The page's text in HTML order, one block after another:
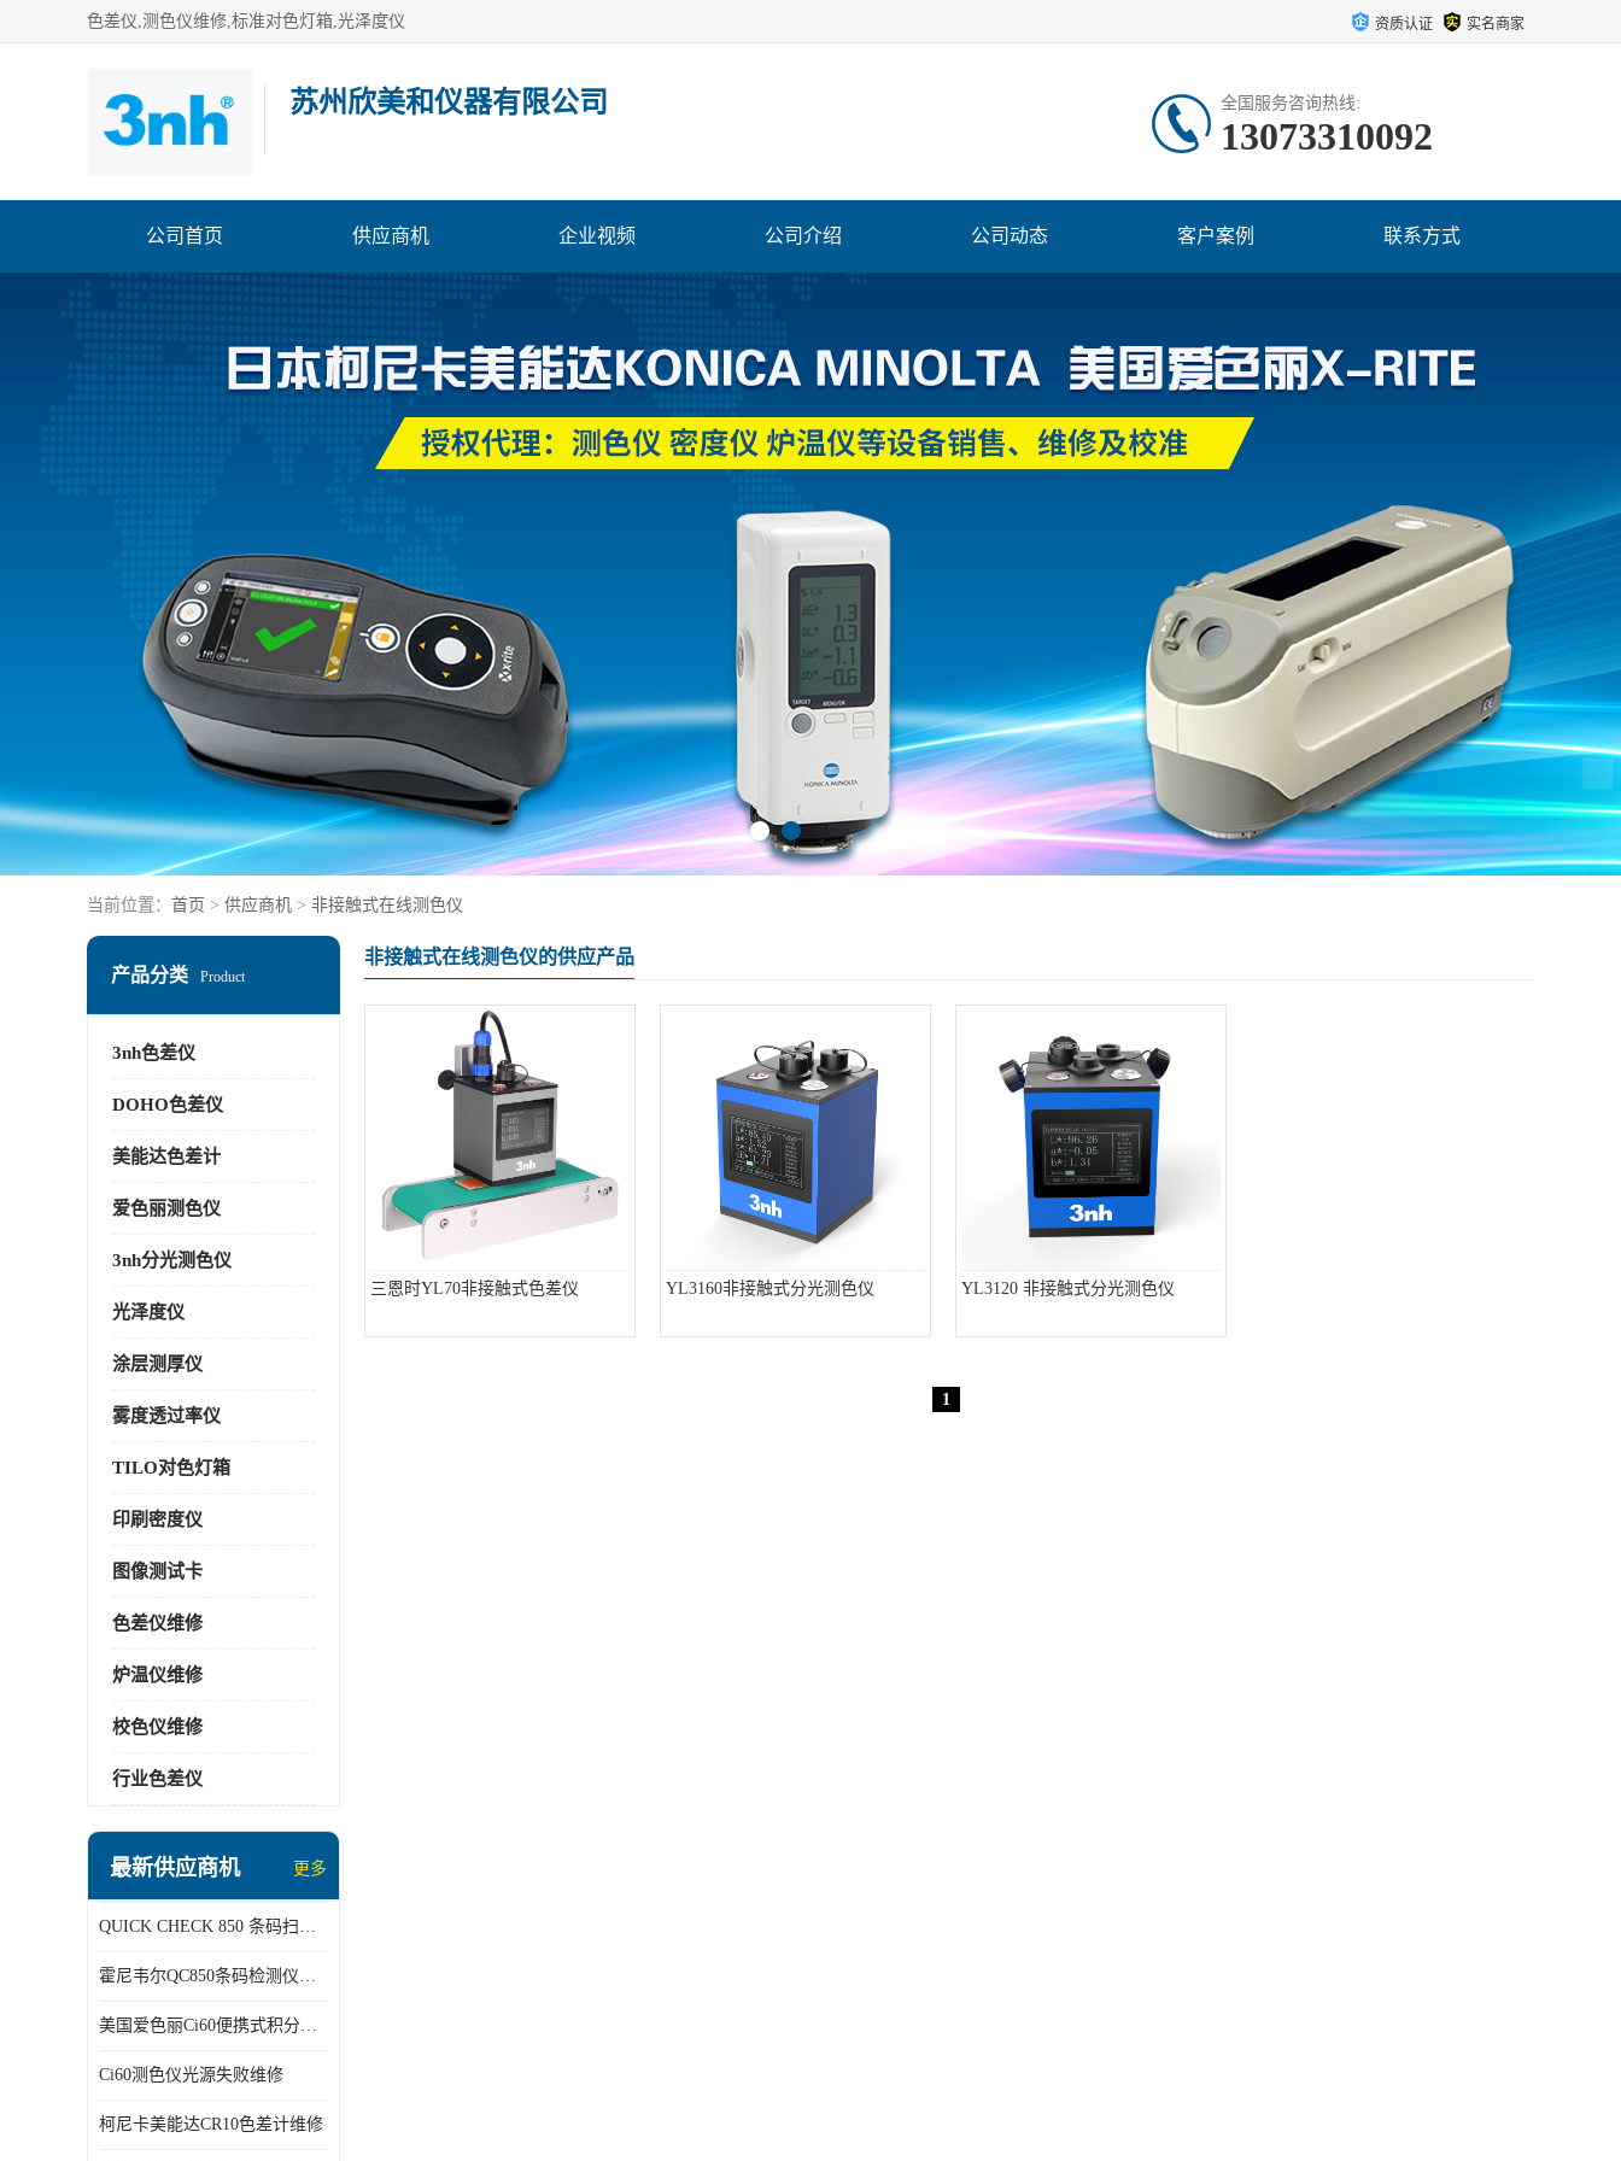
色差仪,测色仪维修,标准对色灯箱,光泽度仪 资质认证 实名商家
苏州欣美和仪器有限公司 全国服务咨询热线:
13073310092
公司首页 供应商机 企业视频 公司介绍 公司动态 客户案例 联系方式
当前位置： 首页 > 供应商机 > 非接触式在线测色仪
产品分类 Product
3nh色差仪
DOHO色差仪
美能达色差计
爱色丽测色仪
3nh分光测色仪
光泽度仪
涂层测厚仪
雾度透过率仪
TILO对色灯箱
印刷密度仪
图像测试卡
色差仪维修
炉温仪维修
校色仪维修
行业色差仪
最新供应商机 更多
QUICK CHECK 850 条码扫描仪维修
霍尼韦尔QC850条码检测仪维修
美国爱色丽Ci60便携式积分球分光光度仪
Ci60测色仪光源失败维修
柯尼卡美能达CR10色差计维修
非接触式在线测色仪的供应产品
三恩时YL70非接触式色差仪 YL3160非接触式分光测色仪 YL3120 非接触式分光测色仪
1